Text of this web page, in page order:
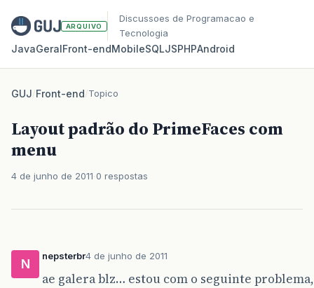
ARQUIVO
Discussoes de Programacao e
Tecnologia
JavaGeralFront‑endMobileSQLJSPHPAndroid
GUJ/Front-end/Topico
Layout padrão do PrimeFaces com
menu
4 de junho de 2011 0 respostas
N
nepsterbr4 de junho de 2011
ae galera blz… estou com o seguinte